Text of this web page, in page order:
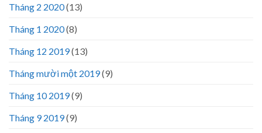
Tháng 2 2020(13)
Tháng 1 2020(8)
Tháng 12 2019(13)
Tháng mười một 2019(9)
Tháng 10 2019(9)
Tháng 9 2019(9)